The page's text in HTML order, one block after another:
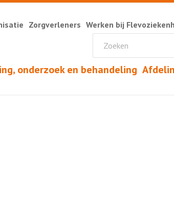
onderzoek en behandeling
Zorgverleners Werken bij